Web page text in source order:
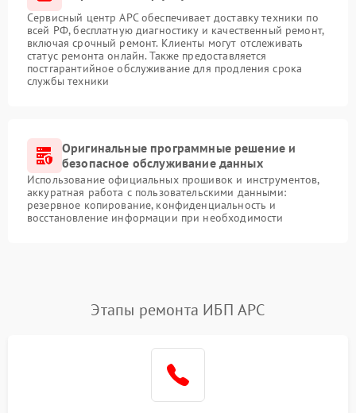
Сервисный центр APC обеспечивает доставку техники по
всей РФ, бесплатную диагностику и качественный ремонт,
включая срочный ремонт. Клиенты могут отслеживать
статус ремонта онлайн. Также предоставляется
постгарантийное обслуживание для продления срока
службы техники
Оригинальные программные решение и
безопасное обслуживание данных
Использование официальных прошивок и инструментов,
аккуратная работа с пользовательскими данными:
резервное копирование, конфиденциальность и
восстановление информации при необходимости
Этапы ремонта ИБП APC